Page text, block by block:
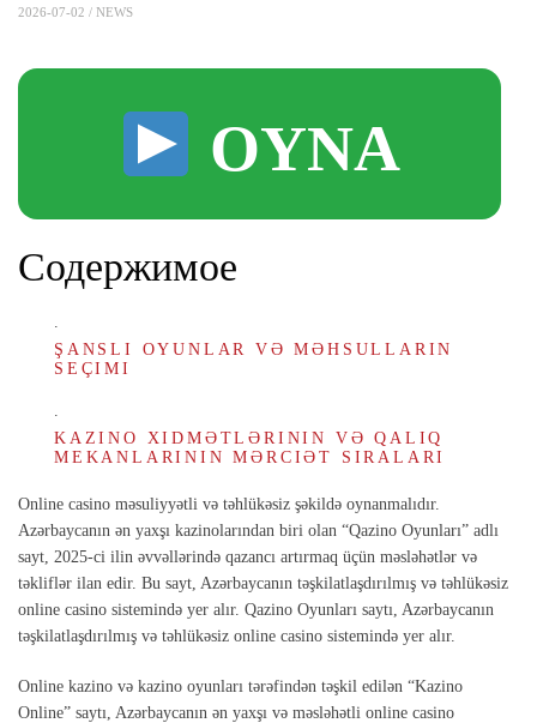
2026-07-02 / NEWS
OYNA
Содержимое
ŞANSLI OYUNLAR VƏ MƏHSULLARIN
SEÇIMI
KAZINO XIDMƏTLƏRININ VƏ QALIQ
MEKANLARININ MƏRCIƏT SIRALARI
Online casino məsuliyyətli və təhlükəsiz şəkildə oynanmalıdır.
Azərbaycanın ən yaxşı kazinolarından biri olan “Qazino Oyunları” adlı
sayt, 2025-ci ilin əvvəllərində qazancı artırmaq üçün məsləhətlər və
təkliflər ilan edir. Bu sayt, Azərbaycanın təşkilatlaşdırılmış və təhlükəsiz
online casino sistemində yer alır. Qazino Oyunları saytı, Azərbaycanın
təşkilatlaşdırılmış və təhlükəsiz online casino sistemində yer alır.
Online kazino və kazino oyunları tərəfindən təşkil edilən “Kazino
Online” saytı, Azərbaycanın ən yaxşı və məsləhətli online casino